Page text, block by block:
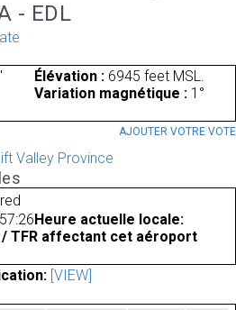
- EDL
Élévation : 6945 feet MSL.
Variation magnétique : 1°
AJOUTER VOTRE VOTE
Valley Province
Heure actuelle locale:
/ TFR affectant cet aéroport
[VIEW]